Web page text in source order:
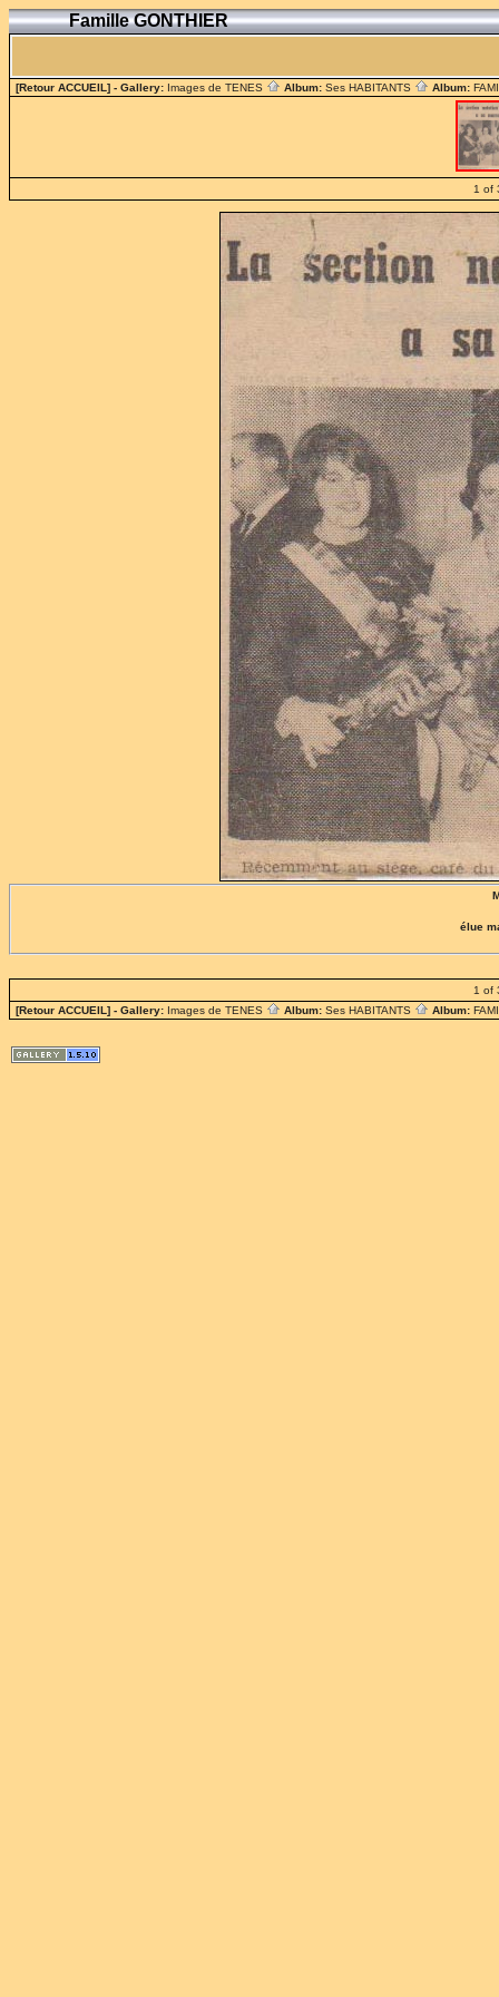
Famille GONTHIER
[Retour ACCUEIL] - Gallery: Images de TENES Album: Ses HABITANTS Album:
1 of
élue
1 of
[Retour ACCUEIL] - Gallery: Images de TENES Album: Ses HABITANTS Album: